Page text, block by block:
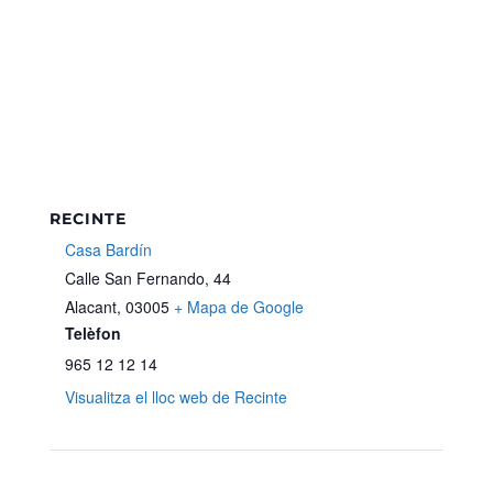
RECINTE
Casa Bardín
Calle San Fernando, 44
Alacant, 03005 + Mapa de Google
Telèfon
965 12 12 14
Visualitza el lloc web de Recinte